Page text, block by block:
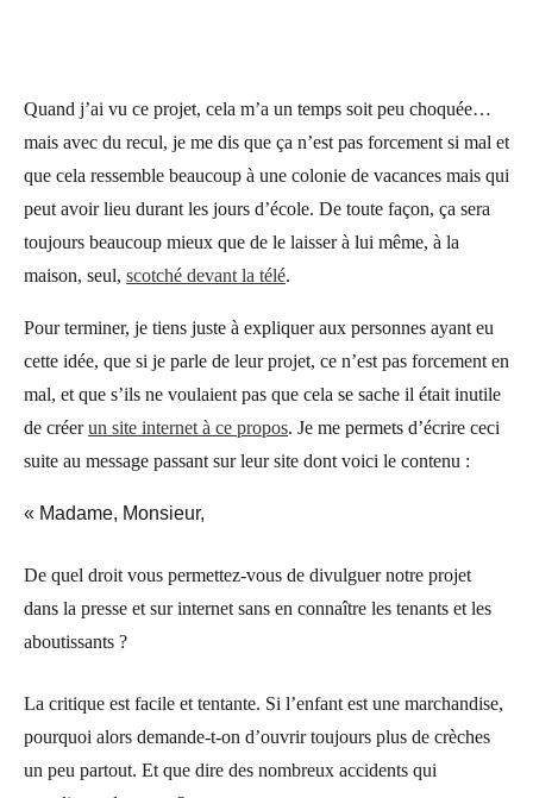
Quand j’ai vu ce projet, cela m’a un temps soit peu choquée…
mais avec du recul, je me dis que ça n’est pas forcement si mal et
que cela ressemble beaucoup à une colonie de vacances mais qui
peut avoir lieu durant les jours d’école. De toute façon, ça sera
toujours beaucoup mieux que de le laisser à lui même, à la
maison, seul, scotché devant la télé.
Pour terminer, je tiens juste à expliquer aux personnes ayant eu
cette idée, que si je parle de leur projet, ce n’est pas forcement en
mal, et que s’ils ne voulaient pas que cela se sache il était inutile
de créerun site internet à ce propos. Je me permets d’écrire ceci
suite au message passant sur leur site dont voici le contenu :
« Madame, Monsieur,
De quel droit vous permettez-vous de divulguer notre projet
dans la presse et sur internet sans en connaître les tenants et les
aboutissants ?
La critique est facile et tentante. Si l’enfant est une marchandise,
pourquoi alors demande-t-on d’ouvrir toujours plus de crèches
un peu partout. Et que dire des nombreux accidents qui